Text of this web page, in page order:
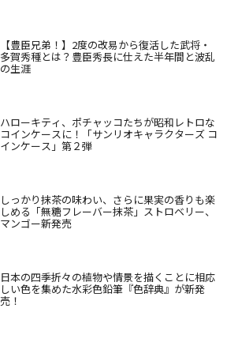
【豊臣兄弟！】2度の改易から復活した武将・
多賀秀種とは？豊臣秀長に仕えた半年間と波乱
の生涯
ハローキティ、ポチャッコたちが昭和レトロな
コインケースに！「サンリオキャラクターズ コ
インケース」第２弾
しっかり抹茶の味わい、さらに果実の香りも楽
しめる「無糖フレーバー抹茶」ストロベリー、
マンゴー新発売
日本の四季折々の植物や情景を描くことに相応
しい色を集めた水彩色鉛筆『色辞典』が新発
売！